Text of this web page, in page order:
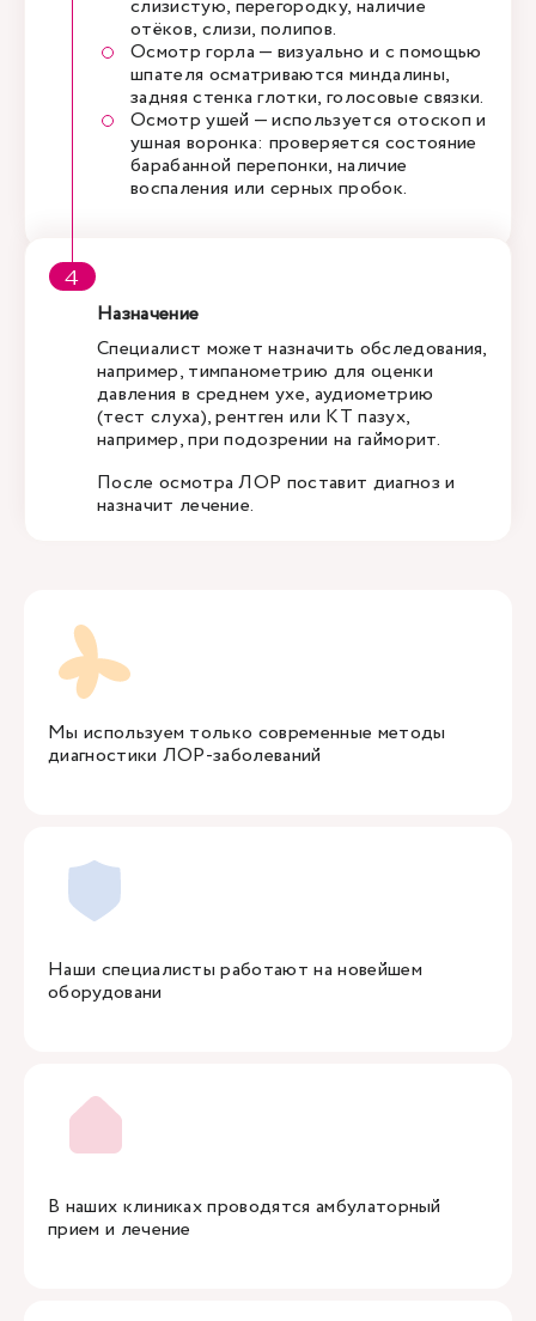
слизистую, перегородку, наличие
отёков, слизи, полипов.
Осмотр горла — визуально и с помощью
шпателя осматриваются миндалины,
задняя стенка глотки, голосовые связки.
Осмотр ушей — используется отоскоп и
ушная воронка: проверяется состояние
барабанной перепонки, наличие
воспаления или серных пробок.
Назначение
Специалист может назначить обследования,
например, тимпанометрию для оценки
давления в среднем ухе, аудиометрию
(тест слуха), рентген или КТ пазух,
например, при подозрении на гайморит.
После осмотра ЛОР поставит диагноз и
назначит лечение.
Мы используем только современные методы
диагностики ЛОР-заболеваний
Наши специалисты работают на новейшем
оборудовани
В наших клиниках проводятся амбулаторный
прием и лечение